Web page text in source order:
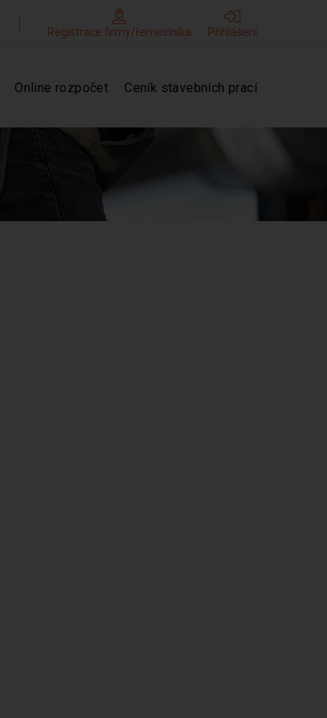
Registrace firmy/řemeslníka Přihlášení
Online rozpočet Ceník stavebních prací